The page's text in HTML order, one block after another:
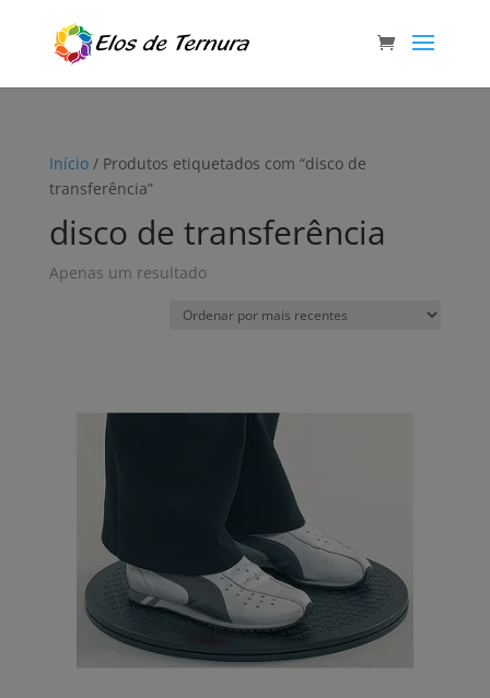
Início/ Produtos etiquetados com “disco de
transferência”
disco de transferência
Apenas um resultado